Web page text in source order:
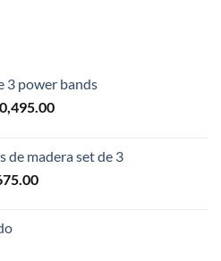
3 power bands
El
es:
de madera set de 3
El